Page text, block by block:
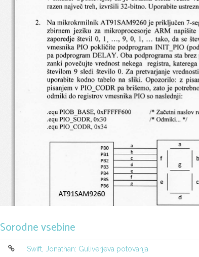
Sorodne vsebine
Swift, Jonathan: Guliverjeva potovanja